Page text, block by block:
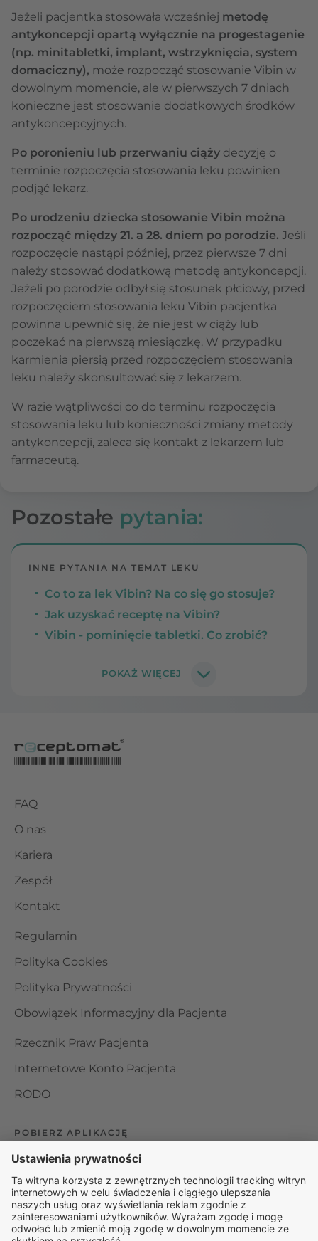
Jeżeli pacjentka stosowała wcześniej metodę
antykoncepcji opartą wyłącznie na progestagenie
(np. minitabletki, implant, wstrzyknięcia, system
domaciczny), może rozpocząć stosowanie Vibin w
dowolnym momencie, ale w pierwszych 7 dniach
konieczne jest stosowanie dodatkowych środków
antykoncepcyjnych.
Po poronieniu lub przerwaniu ciąży decyzję o
terminie rozpoczęcia stosowania leku powinien
podjąć lekarz.
Po urodzeniu dziecka stosowanie Vibin można
rozpocząć między 21. a 28. dniem po porodzie. Jeśli
rozpoczęcie nastąpi później, przez pierwsze 7 dni
należy stosować dodatkową metodę antykoncepcji.
Jeżeli po porodzie odbył się stosunek płciowy, przed
rozpoczęciem stosowania leku Vibin pacjentka
powinna upewnić się, że nie jest w ciąży lub
poczekać na pierwszą miesiączkę. W przypadku
karmienia piersią przed rozpoczęciem stosowania
leku należy skonsultować się z lekarzem.
W razie wątpliwości co do terminu rozpoczęcia
stosowania leku lub konieczności zmiany metody
antykoncepcji, zaleca się kontakt z lekarzem lub
farmaceutą.
Pozostałe pytania:
INNE PYTANIA NA TEMAT LEKU
Co to za lek Vibin? Na co się go stosuje?
Jak uzyskać receptę na Vibin?
Vibin - pominięcie tabletki. Co zrobić?
FAQ
O nas
Kariera
Zespół
Kontakt
Regulamin
Polityka Cookies
Polityka Prywatności
Obowiązek Informacyjny dla Pacjenta
Rzecznik Praw Pacjenta
Internetowe Konto Pacjenta
RODO
POBIERZ APLIKACJĘ
Organizator udzielania świadczeń telemedycznych jest
podmiotem leczniczym w rozumieniu ustawy z dnia 15
kwietnia 2011 roku o działalności leczniczej, wpisanym do